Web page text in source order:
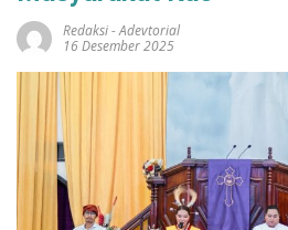
Redaksi-Adevtorial
16 Desember 2025